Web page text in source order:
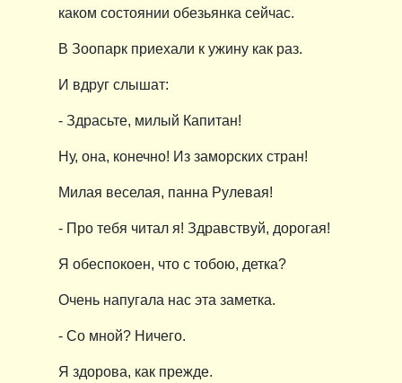
каком состоянии обезьянка сейчас.
В Зоопарк приехали к ужину как раз.
И вдруг слышат:
- Здрасьте, милый Капитан!
Ну, она, конечно! Из заморских стран!
Милая веселая, панна Рулевая!
- Про тебя читал я! Здравствуй, дорогая!
Я обеспокоен, что с тобою, детка?
Очень напугала нас эта заметка.
- Со мной? Ничего.
Я здорова, как прежде.